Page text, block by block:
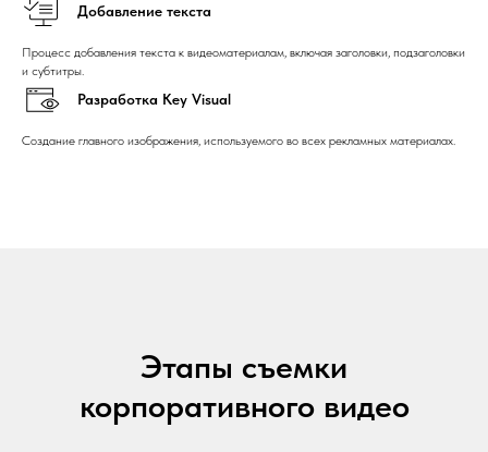
Добавление текста
Процесс добавления текста к видеоматериалам, включая заголовки, подзаголовки
и субтитры.
Разработка Key Visual
Создание главного изображения, используемого во всех рекламных материалах.
Этапы съемки
корпоративного видео